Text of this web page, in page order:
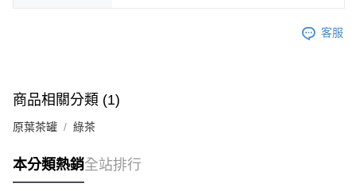
客服
商品相關分類 (1)
原葉茶罐 綠茶
本分類熱銷全站排行